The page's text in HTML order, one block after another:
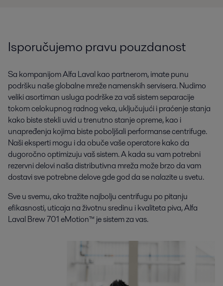
Isporučujemo pravu pouzdanost
Sa kompanijom Alfa Laval kao partnerom, imate punu
podršku naše globalne mreže namenskih servisera. Nudimo
veliki asortiman usluga podrške za vaš sistem separacije
tokom celokupnog radnog veka, uključujući i praćenje stanja
kako biste stekli uvid u trenutno stanje opreme, kao i
unapređenja kojima biste poboljšali performanse centrifuge.
Naši eksperti mogu i da obuče vaše operatore kako da
dugoročno optimizuju vaš sistem. A kada su vam potrebni
rezervni delovi naša distributivna mreža može brzo da vam
dostavi sve potrebne delove gde god da se nalazite u svetu.
Sve u svemu, ako tražite najbolju centrifugu po pitanju
efikasnosti, uticaja na životnu sredinu i kvaliteta piva, Alfa
Laval Brew 701 eMotion™ je sistem za vas.